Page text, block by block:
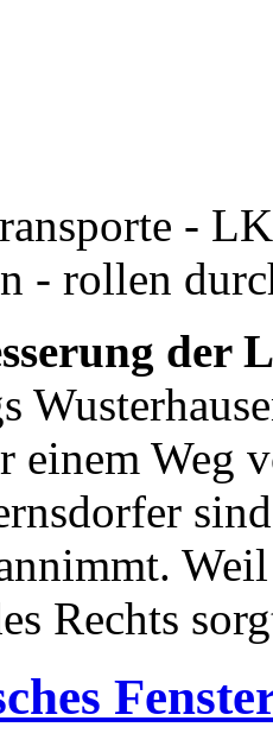
-
- rollen
der
einem Weg
Rechts